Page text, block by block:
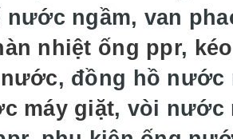
nước ngầm, van
nhiệt ống ppr,
, đồng hồ nước
máy giặt, vòi nước